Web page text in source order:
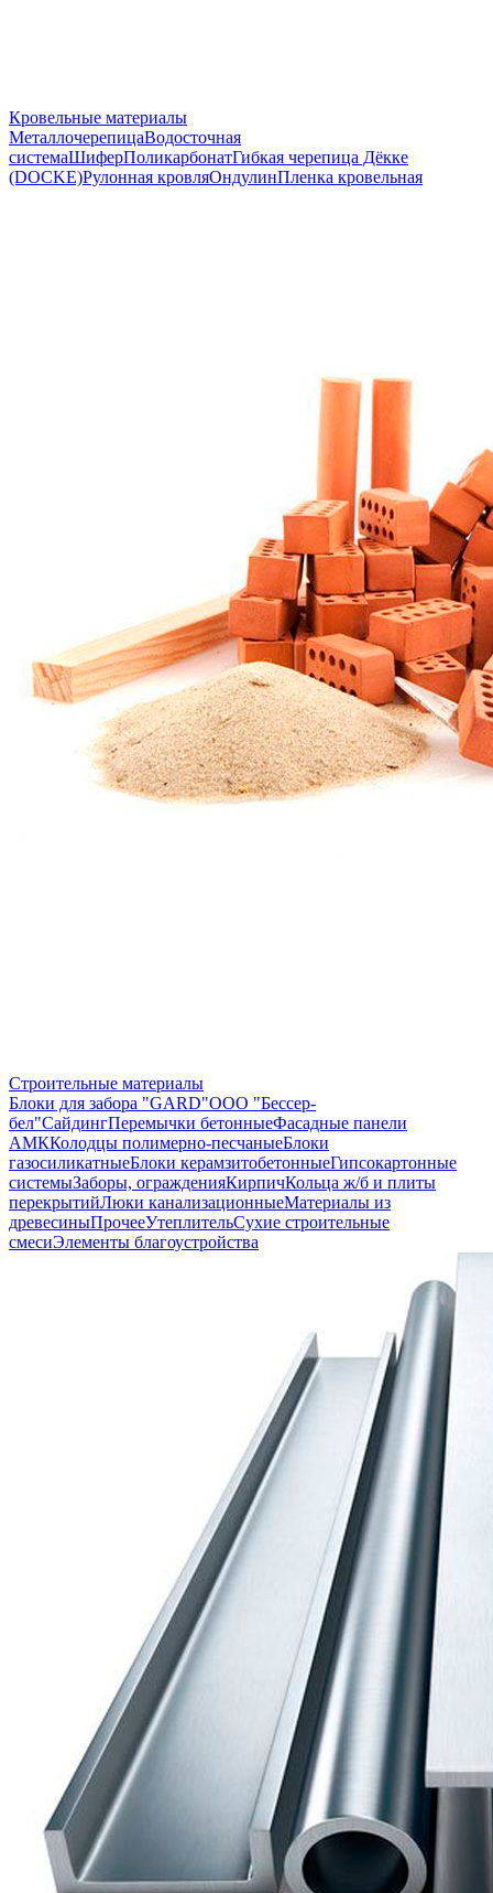
Кровельные материалы
МеталлочерепицаВодосточная
системаШиферПоликарбонатГибкая черепица Дёкке
(DOCKE)Рулонная кровляОндулинПленка кровельная
Строительные материалы
Блоки для забора "GARD"ООО "Бессер-
бел"СайдингПеремычки бетонныеФасадные панели
АМККолодцы полимерно-песчаныеБлоки
газосиликатныеБлоки керамзитобетонныеГипсокартонные
системыЗаборы, огражденияКирпичКольца ж/б и плиты
перекрытийЛюки канализационныеМатериалы из
древесиныПрочееУтеплительСухие строительные
смесиЭлементы благоустройства